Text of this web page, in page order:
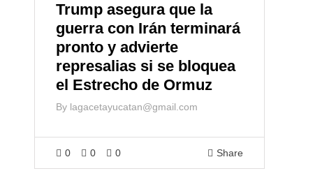
Trump asegura que la
guerra con Irán terminará
pronto y advierte
represalias si se bloquea
el Estrecho de Ormuz
By lagacetayucatan@gmail.com
0 0 0 Share